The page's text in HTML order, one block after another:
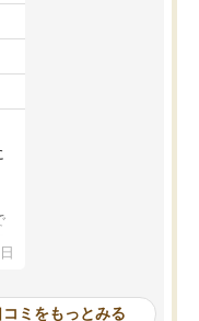
ミをもっとみる